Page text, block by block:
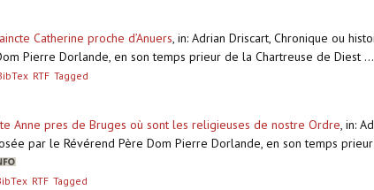
Catherine proche d’Anuers, in: Adrian Driscart, Chronique ou
Pierre Dorlande, en son temps prieur de la Chartreuse de Diest
RTF Tagged
Anne pres de Bruges où sont les religieuses de nostre Ordre, in:
par le Révérend Père Dom Pierre Dorlande, en son temps
RTF Tagged